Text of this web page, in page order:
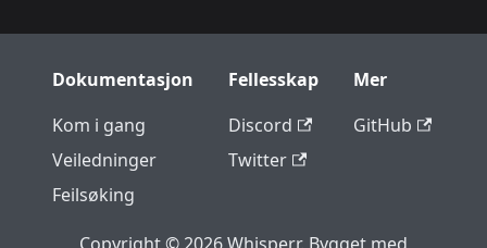
Dokumentasjon
Kom i gang
Veiledninger
Feilsøking
Fellesskap
Discord
Twitter
Mer
GitHub